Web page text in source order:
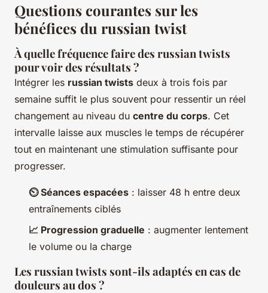
Questions courantes sur les
bénéfices du russian twist
À quelle fréquence faire des russian twists
pour voir des résultats ?
Intégrer les russian twists deux à trois fois par
semaine suffit le plus souvent pour ressentir un réel
changement au niveau du centre du corps. Cet
intervalle laisse aux muscles le temps de récupérer
tout en maintenant une stimulation suffisante pour
progresser.
⏲️ Séances espacées : laisser 48 h entre deux
entraînements ciblés
📈 Progression graduelle : augmenter lentement
le volume ou la charge
Les russian twists sont-ils adaptés en cas de
douleurs au dos ?